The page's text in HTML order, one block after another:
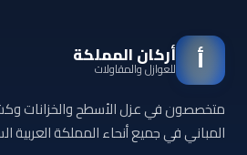
أ أركان المملكة
للعوازل والمقاولات
متخصصون في عزل الأسطح والخزانات
المباني في جميع أنحاء المملكة العربية